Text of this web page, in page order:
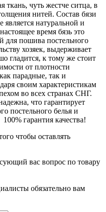
ткань, чуть жестче ситца, в
нитей. Состав бязи
натуральной и
время бязь это
для пошива постельного
хозяек, выдерживает
гладится, к тому же стоит
от плотности
парадные, так и
своим характеристикам
во всех странах СНГ.
что гарантирует
постельного белья и
гарантия качества!
чтобы оставлять
вас вопрос по товару
обязательно вам